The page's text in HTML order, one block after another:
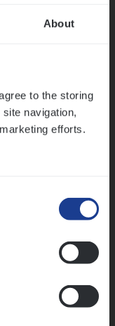
About
to the storing
navigation,
efforts.
én droge